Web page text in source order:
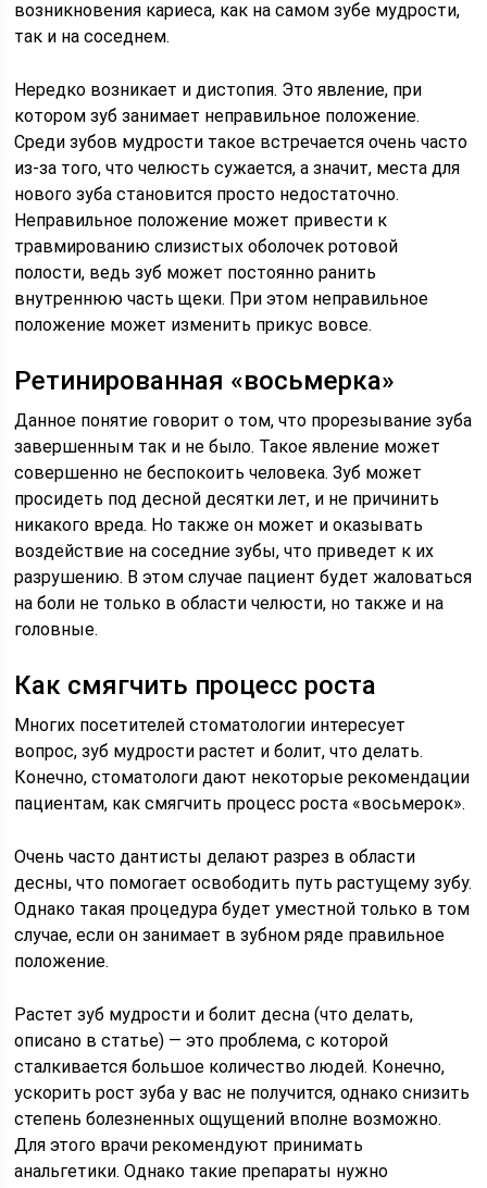
возникновения кариеса, как на самом зубе мудрости,
так и на соседнем.
Нередко возникает и дистопия. Это явление, при
котором зуб занимает неправильное положение.
Среди зубов мудрости такое встречается очень часто
из-за того, что челюсть сужается, а значит, места для
нового зуба становится просто недостаточно.
Неправильное положение может привести к
травмированию слизистых оболочек ротовой
полости, ведь зуб может постоянно ранить
внутреннюю часть щеки. При этом неправильное
положение может изменить прикус вовсе.
Ретинированная «восьмерка»
Данное понятие говорит о том, что прорезывание зуба
завершенным так и не было. Такое явление может
совершенно не беспокоить человека. Зуб может
просидеть под десной десятки лет, и не причинить
никакого вреда. Но также он может и оказывать
воздействие на соседние зубы, что приведет к их
разрушению. В этом случае пациент будет жаловаться
на боли не только в области челюсти, но также и на
головные.
Как смягчить процесс роста
Многих посетителей стоматологии интересует
вопрос, зуб мудрости растет и болит, что делать.
Конечно, стоматологи дают некоторые рекомендации
пациентам, как смягчить процесс роста «восьмерок».
Очень часто дантисты делают разрез в области
десны, что помогает освободить путь растущему зубу.
Однако такая процедура будет уместной только в том
случае, если он занимает в зубном ряде правильное
положение.
Растет зуб мудрости и болит десна (что делать,
описано в статье) — это проблема, с которой
сталкивается большое количество людей. Конечно,
ускорить рост зуба у вас не получится, однако снизить
степень болезненных ощущений вполне возможно.
Для этого врачи рекомендуют принимать
анальгетики. Однако такие препараты нужно